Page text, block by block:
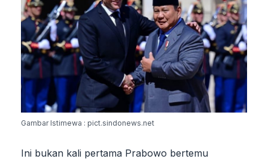
Gambar Istimewa : pict.sindonews.net
Ini bukan kali pertama Prabowo bertemu